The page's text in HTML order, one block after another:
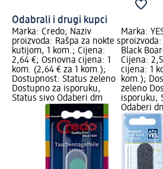
Odabrali i drugi kupci
Marka: Credo; Naziv
proizvoda: Rašpa za nokte s
kutijom, 1 kom.; Cijena:
2,64 €; Osnovna cijena: 1
kom. (2,64 € za 1 kom.);
Dostupnost: Status zeleno
Dostupno za isporuku,
Status sivo Odaberi dm
Marka:
Black
Cijena:
cijena: 1
kom.);
zeleno
isporuku,
Odaberi